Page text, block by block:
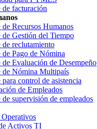
de facturación
de Recursos Humanos
de Gestión del Tiempo
de reclutamiento
de Pago de Nómina
de Evaluación de Desempeño
de Nómina Multipaís
control de asistencia
de Empleados
de supervisión de empleados
Operativos
Activos TI